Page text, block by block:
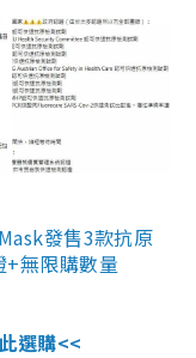
發售3款抗原
無限購數量
選購<<